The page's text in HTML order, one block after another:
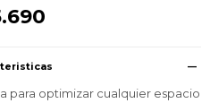
para optimizar cualquier espacio